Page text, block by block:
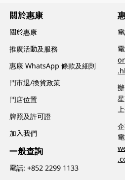
關於惠康
關於惠康
推廣活動及服務
惠康 WhatsApp 條款及細則
門市退/換貨政策
門店位置
牌照及許可證
加入我們
一般查詢
電話:+852 2299 1133